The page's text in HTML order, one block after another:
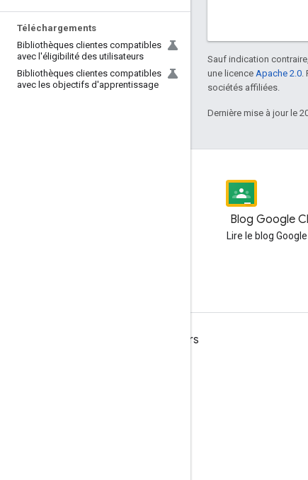
Téléchargements
Bibliothèques clientes compatibles
avec l'éligibilité des utilisateurs
Bibliothèques clientes compatibles
avec les objectifs d'apprentissage
Sauf indication
une licence Apache 2.0
sociétés affiliées.
Dernière mise à jour le
Blog Google
Lire le blog
Google Workspace for Developers